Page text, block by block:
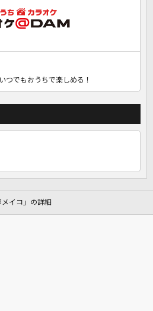
つでもおうちで楽しめる！
メイコ」の詳細